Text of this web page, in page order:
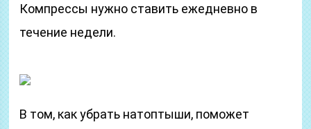
Компрессы нужно ставить ежедневно в
течение недели.
В том, как убрать натоптыши, поможет